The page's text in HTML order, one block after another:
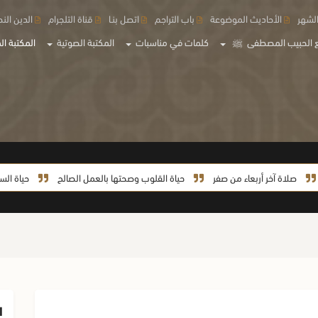
الحبيب المصطفى ﷺ كلمات في مناسبات المكتبة الصوتية المكتبة
الأحاديث الموضوعة باب التراجم اتصل بنـا قناة التلجرام الدين
صلاة آخر أربعاء من صفر حياة القلوب وصحتها بالعمل الصالح حياة السيدة